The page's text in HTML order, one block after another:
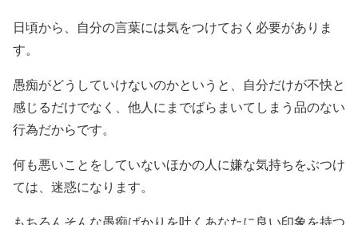
日頃から、自分の言葉には気をつけておく必要がありま
す。
愚痴がどうしていけないのかというと、自分だけが不快と
感じるだけでなく、他人にまでばらまいてしまう品のない
行為だからです。
何も悪いことをしていないほかの人に嫌な気持ちをぶつけ
ては、迷惑になります。
もちろんそんな愚痴ばかりを吐くあなたに良い印象を持つ